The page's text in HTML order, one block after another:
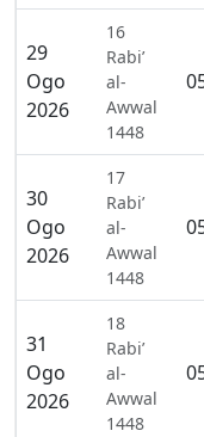
29
Ogo
2026
16
Rabi’
al-
Awwal
1448
30
Ogo
2026
17
Rabi’
al-
Awwal
1448
31
Ogo
2026
18
Rabi’
al-
Awwal
1448